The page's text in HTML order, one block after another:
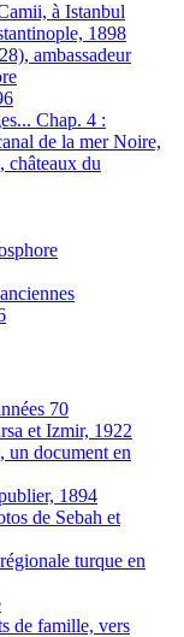
à Istanbul
1898
ambassadeur
Chap. 4 :
de la mer Noire,
châteaux du
70
et Izmir, 1922
un document en
1894
de Sebah et
turque en
de famille, vers